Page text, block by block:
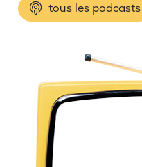
tous les podcasts